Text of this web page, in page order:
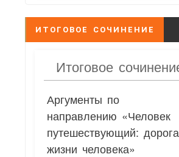
ИТОГОВОЕ СОЧИНЕНИЕ
Итоговое
Аргументы по
направлению «Человек
путешествующий:
жизни человека»